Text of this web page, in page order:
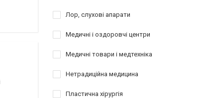
такси 154,154А,112,145,110)
Лор, слухові апарати
Медичні і оздоровчі центри
Медичні товари і медтехніка
Нетрадиційна медицина
Пластична хірургія